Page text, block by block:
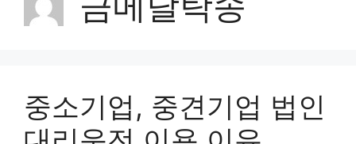
중소기업, 중견기업 법인